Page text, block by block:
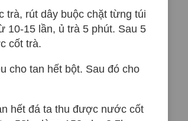
trà, rút dây buộc chặt từng túi
10-15 lần, ủ trà 5 phút. Sau 5
cốt trà.
cho tan hết bột. Sau đó cho
hết đá ta thu được nước cốt